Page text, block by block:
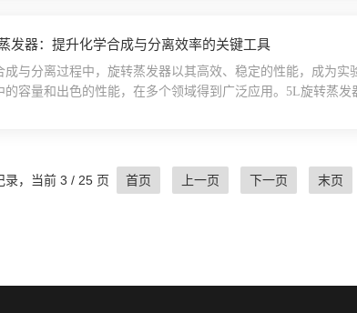
发器：提升化学合成与分离效率的关键工具
成与分离过程中，旋转蒸发器以其高效、稳定的性能，成为
的容量和出色的性能，在多个领域得到广泛应用。5L旋转蒸
录，当前 3 / 25 页 首页 上一页 下一页 末页